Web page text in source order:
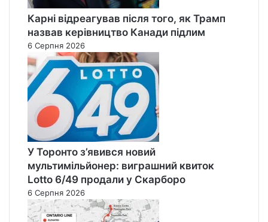
Карні відреагував після того, як Трамп
назвав керівництво Канади підлим
6 Серпня 2026
У Торонто з’явився новий
мультимільйонер: виграшний квиток
Lotto 6/49 продали у Скарборо
6 Серпня 2026